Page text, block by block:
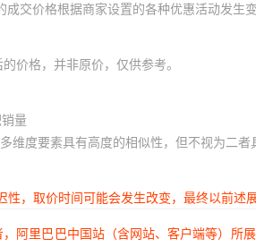
交价格根据商家设置的各种优惠活动发生
价格，并非原价，仅供参考。
量
度要素具有高度的相似性，但不视为二者
，取价时间可能会发生改变，最终以前述
阿里巴巴中国站（含网站、客户端等）